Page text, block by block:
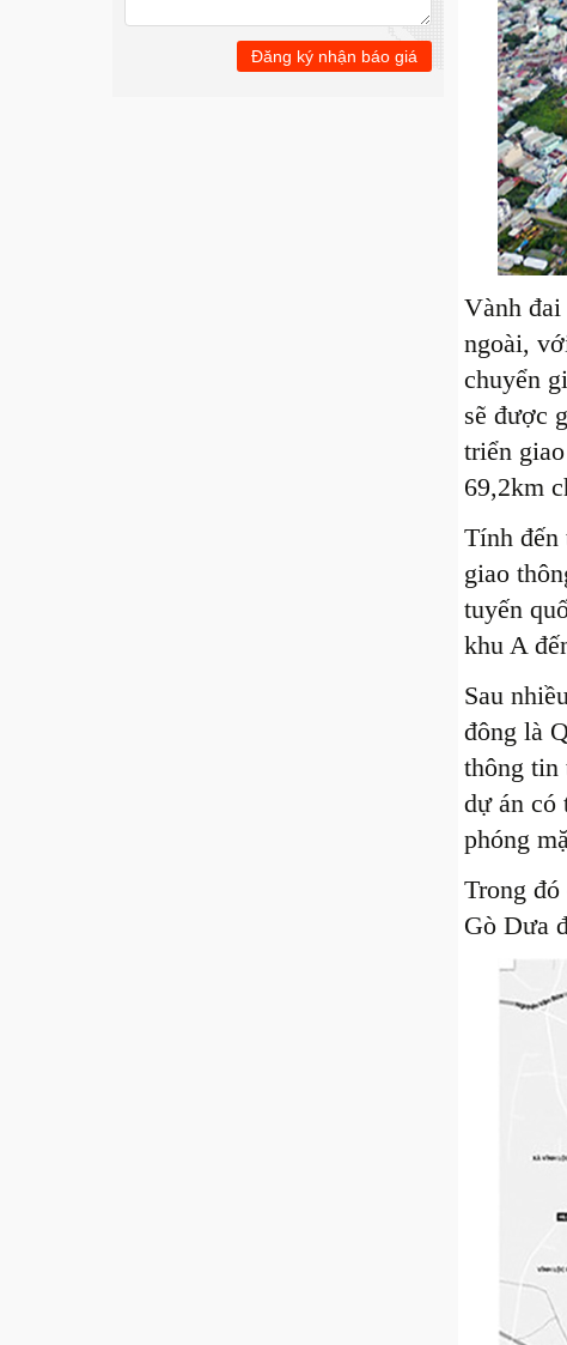
Vành
ngoài,
chuyển
sẽ được
triển
69,2km
Tính đến
giao
tuyến
khu A
Sau
đông là
thông tin
dự án có
phóng
Trong
Gò Dưa